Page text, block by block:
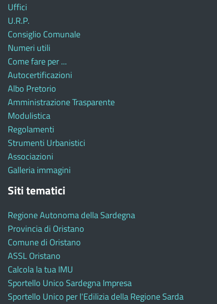
Uffici
U.R.P.
Consiglio Comunale
Numeri utili
Come fare per ...
Autocertificazioni
Albo Pretorio
Amministrazione Trasparente
Modulistica
Regolamenti
Strumenti Urbanistici
Associazioni
Galleria immagini
Siti tematici
Regione Autonoma della Sardegna
Provincia di Oristano
Comune di Oristano
ASSL Oristano
Calcola la tua IMU
Sportello Unico Sardegna Impresa
Sportello Unico per l'Edilizia della Regione Sarda